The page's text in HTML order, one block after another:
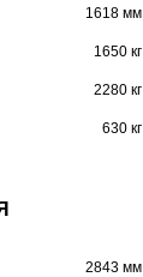
1618 мм
1650 кг
2280 кг
630 кг
2843 мм